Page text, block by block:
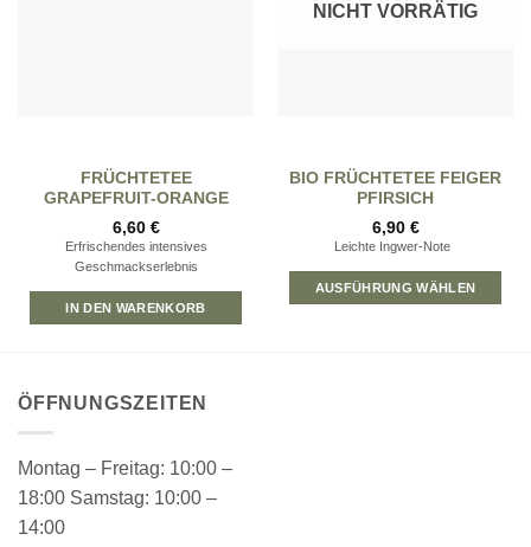
FRÜCHTETEE
GRAPEFRUIT-ORANGE
6,60 €
Erfrischendes intensives
Geschmackserlebnis
IN DEN WARENKORB
NICHT VORRÄTIG
BIO FRÜCHTETEE FEIGER
PFIRSICH
6,90 €
Leichte Ingwer-Note
AUSFÜHRUNG WÄHLEN
ÖFFNUNGSZEITEN
Montag – Freitag: 10:00 –
18:00 Samstag: 10:00 –
14:00